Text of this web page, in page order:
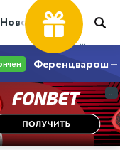
Новости Бокс
...
...